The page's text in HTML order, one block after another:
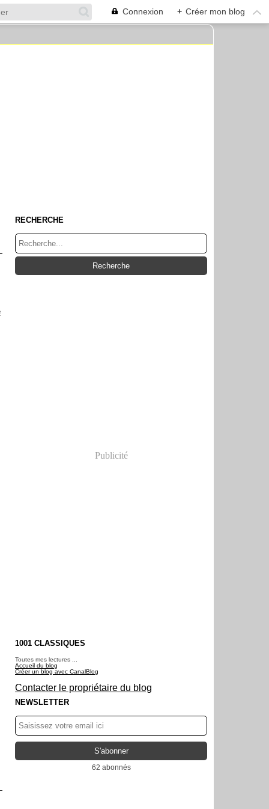
Connexion + Créer mon blog
RECHERCHE
Publicité
1001 CLASSIQUES
Toutes mes lectures ...
Accueil du blog
Créer un blog avec CanalBlog
Contacter le propriétaire du blog
NEWSLETTER
62 abonnés